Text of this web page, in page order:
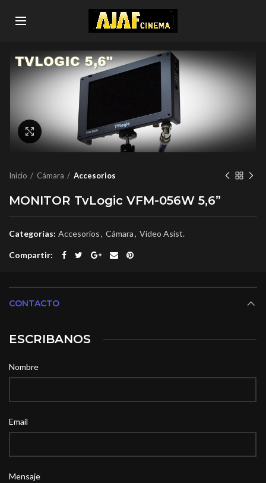
Click to enlarge
Inicio Cámara Accesorios
MONITOR TvLogic VFM-056W 5,6”
Categorías: Accesorios, Cámara, Video Asist.
Compartir
CONTACTO
ESCRIBANOS
Nombre
Email
Mensaje